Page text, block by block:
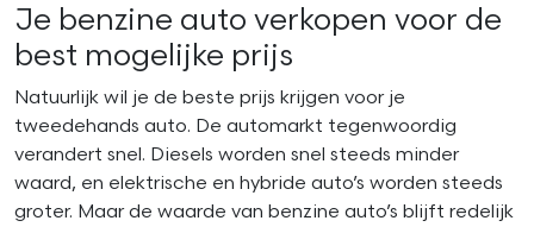
Je benzine auto verkopen voor de
best mogelijke prijs
Natuurlijk wil je de beste prijs krijgen voor je
tweedehands auto. De automarkt tegenwoordig
verandert snel. Diesels worden snel steeds minder
waard, en elektrische en hybride auto’s worden steeds
groter. Maar de waarde van benzine auto’s blijft redelijk